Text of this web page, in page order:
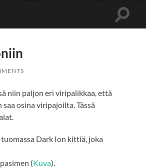
Toggle
niin paljon eri viripalikkaa, että
osina viripajoilta. Tässä
Dark Ion kittiä, joka
(Kuva).